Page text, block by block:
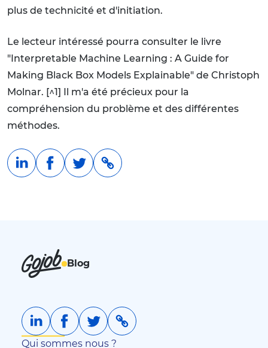
plus de technicité et d'initiation.
Le lecteur intéressé pourra consulter le livre
"Interpretable Machine Learning : A Guide for
Making Black Box Models Explainable" de Christoph
Molnar. [^1] Il m'a été précieux pour la
compréhension du problème et des différentes
méthodes.
Blog
Qui sommes nous ?